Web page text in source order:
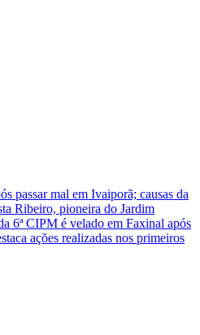
passar mal em Ivaiporã; causas da
Ribeiro, pioneira do Jardim
6ª CIPM é velado em Faxinal após
ações realizadas nos primeiros